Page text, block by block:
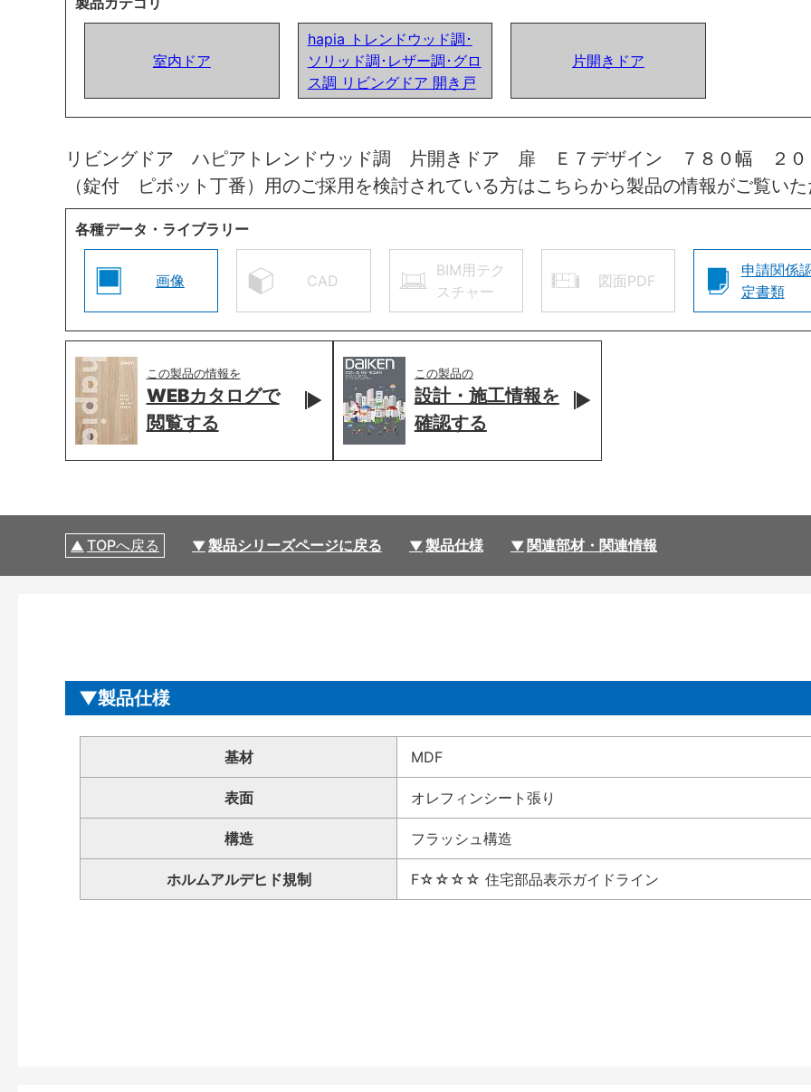
室内ドア
hapia トレンドウッド調･
ソリッド調･レザー調･グロ
ス調 リビングドア 開き戸
片開きドア
リビングドア ハピアトレンドウッド調 片開きドア 扉 Ｅ７デザイン ７８０幅 ２
（錠付 ピボット丁番）用のご採用を検討されている方はこちらから製品の情報がご覧い
各種データ・ライブラリー
画像 CAD
BIM用テク
スチャー
図面PDF
申請関係
定書類
この製品の情報を
WEBカタログで
閲覧する
この製品の
設計・施工情報を
確認する
TOPへ戻る 製品シリーズページに戻る 製品仕様 関連部材・関連情報
製品仕様
基材 MDF
表面 オレフィンシート張り
構造 フラッシュ構造
ホルムアルデヒド規制 F☆☆☆☆ 住宅部品表示ガイドライン